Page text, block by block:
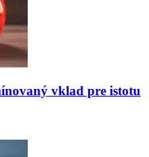
vklad pre istotu